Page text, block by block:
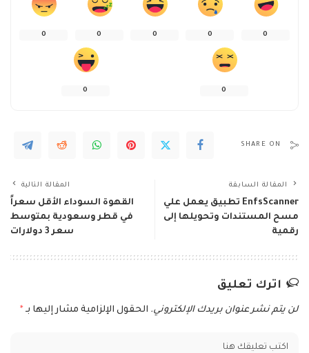
0
0
0
0
0
0
0
SHARE ON
المقالة السابقة
EnfsScanner‏ تطبيق يعمل علي
مسح المستندات وتحويلها إلى
رقمية
المقالة التالية
القهوة السوداء الأقل سعراً
في قطر وسعودية بمتوسط
سعر 3 دولارات
اترك تعليق
لن يتم نشر عنوان بريدك الإلكتروني. الحقول الإلزامية مشار إليها بـ *